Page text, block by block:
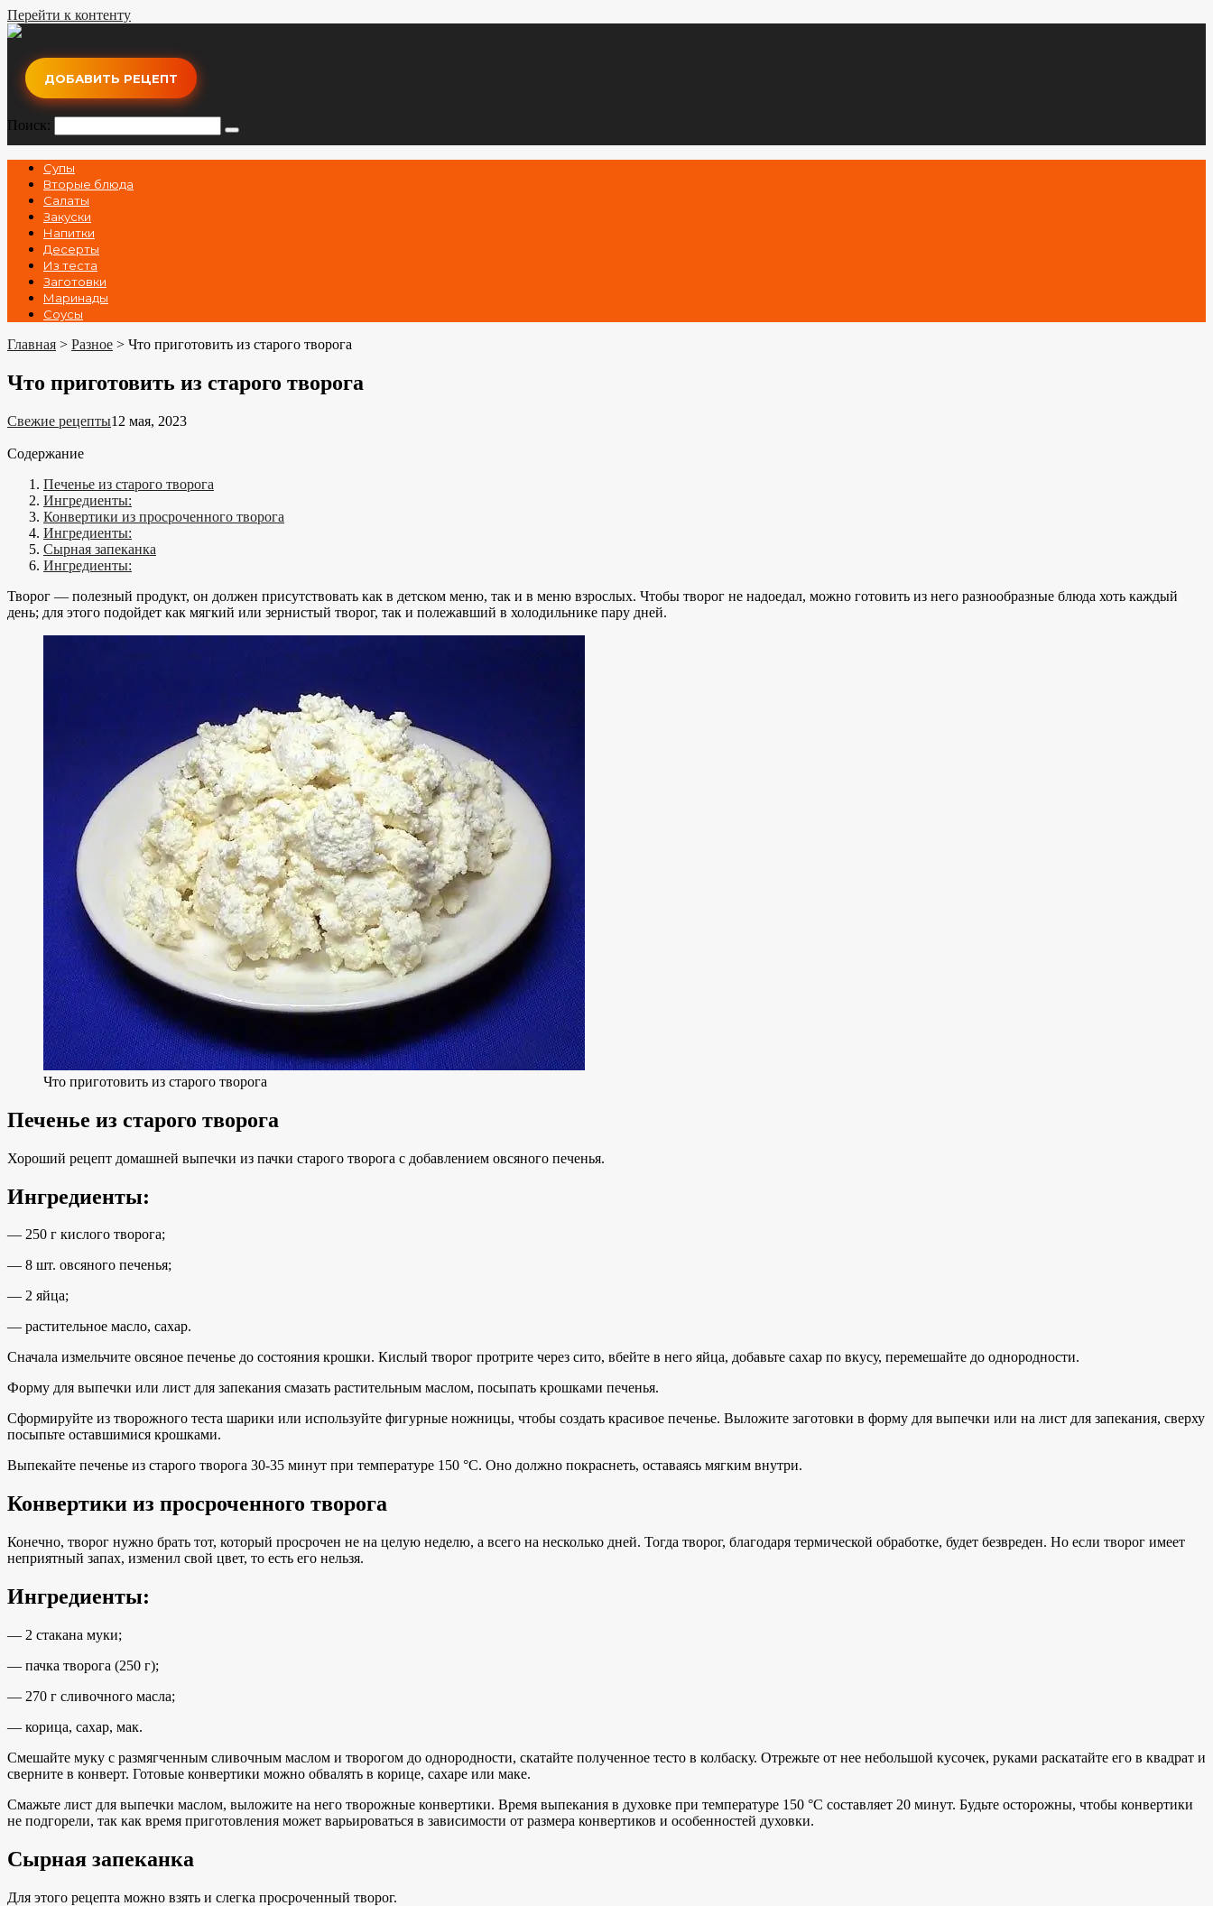
Перейти к контенту
ДОБАВИТЬ РЕЦЕПТ
Поиск:
Супы
Вторые блюда
Салаты
Закуски
Напитки
Десерты
Из теста
Заготовки
Маринады
Соусы
Главная > Разное > Что приготовить из старого творога
Что приготовить из старого творога
Свежие рецепты12 мая, 2023
Содержание
Печенье из старого творога
Ингредиенты:
Конвертики из просроченного творога
Ингредиенты:
Сырная запеканка
Ингредиенты:
Творог — полезный продукт, он должен присутствовать как в детском меню, так и в меню взрослых. Чтобы творог не надоедал, можно готовить из него разнообразные блюда хоть каждый
день; для этого подойдет как мягкий или зернистый творог, так и полежавший в холодильнике пару дней.
Что приготовить из старого творога
Печенье из старого творога
Хороший рецепт домашней выпечки из пачки старого творога с добавлением овсяного печенья.
Ингредиенты:
— 250 г кислого творога;
— 8 шт. овсяного печенья;
— 2 яйца;
— растительное масло, сахар.
Сначала измельчите овсяное печенье до состояния крошки. Кислый творог протрите через сито, вбейте в него яйца, добавьте сахар по вкусу, перемешайте до однородности.
Форму для выпечки или лист для запекания смазать растительным маслом, посыпать крошками печенья.
Сформируйте из творожного теста шарики или используйте фигурные ножницы, чтобы создать красивое печенье. Выложите заготовки в форму для выпечки или на лист для запекания, сверху
посыпьте оставшимися крошками.
Выпекайте печенье из старого творога 30-35 минут при температуре 150 °С. Оно должно покраснеть, оставаясь мягким внутри.
Конвертики из просроченного творога
Конечно, творог нужно брать тот, который просрочен не на целую неделю, а всего на несколько дней. Тогда творог, благодаря термической обработке, будет безвреден. Но если творог имеет
неприятный запах, изменил свой цвет, то есть его нельзя.
Ингредиенты:
— 2 стакана муки;
— пачка творога (250 г);
— 270 г сливочного масла;
— корица, сахар, мак.
Смешайте муку с размягченным сливочным маслом и творогом до однородности, скатайте полученное тесто в колбаску. Отрежьте от нее небольшой кусочек, руками раскатайте его в квадрат и
сверните в конверт. Готовые конвертики можно обвалять в корице, сахаре или маке.
Смажьте лист для выпечки маслом, выложите на него творожные конвертики. Время выпекания в духовке при температуре 150 °С составляет 20 минут. Будьте осторожны, чтобы конвертики
не подгорели, так как время приготовления может варьироваться в зависимости от размера конвертиков и особенностей духовки.
Сырная запеканка
Для этого рецепта можно взять и слегка просроченный творог.